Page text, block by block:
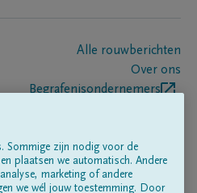
Alle rouwberichten
Over ons
Begrafenisondernemers
Sommige zijn nodig voor de
plaatsen we automatisch. Andere
marketing of andere
we wél jouw toestemming. Door